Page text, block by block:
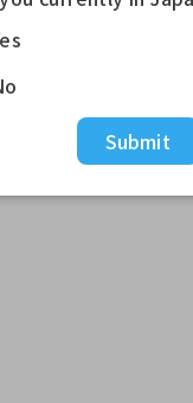
Submit